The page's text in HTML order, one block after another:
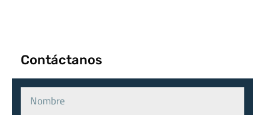
Contáctanos